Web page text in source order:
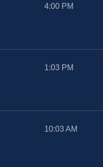
4:00 PM
1:03 PM
10:03 AM